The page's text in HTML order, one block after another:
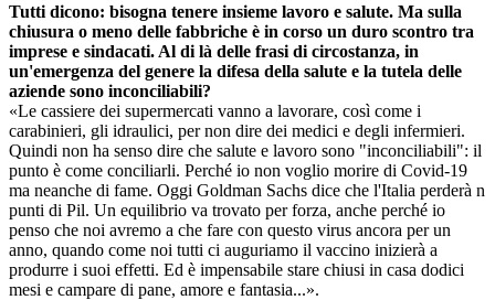
Tutti dicono: bisogna tenere insieme lavoro e salute. Ma sulla
chiusura o meno delle fabbriche è in corso un duro scontro tra
imprese e sindacati. Al di là delle frasi di circostanza, in
un'emergenza del genere la difesa della salute e la tutela delle
aziende sono inconciliabili?
«Le cassiere dei supermercati vanno a lavorare, così come i
carabinieri, gli idraulici, per non dire dei medici e degli infermieri.
Quindi non ha senso dire che salute e lavoro sono "inconciliabili": il
punto è come conciliarli. Perché io non voglio morire di Covid-19
ma neanche di fame. Oggi Goldman Sachs dice che l'Italia perderà n
punti di Pil. Un equilibrio va trovato per forza, anche perché io
penso che noi avremo a che fare con questo virus ancora per un
anno, quando come noi tutti ci auguriamo il vaccino inizierà a
produrre i suoi effetti. Ed è impensabile stare chiusi in casa dodici
mesi e campare di pane, amore e fantasia...».